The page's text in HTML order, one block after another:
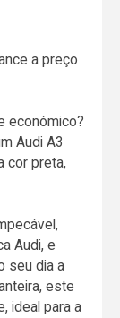
a preço
económico?
Audi A3
cor preta,
Audi, e
seu dia a
este
ideal para a